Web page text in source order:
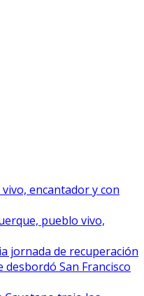
encantador y con
pueblo vivo,
jornada de recuperación
desbordó San Francisco